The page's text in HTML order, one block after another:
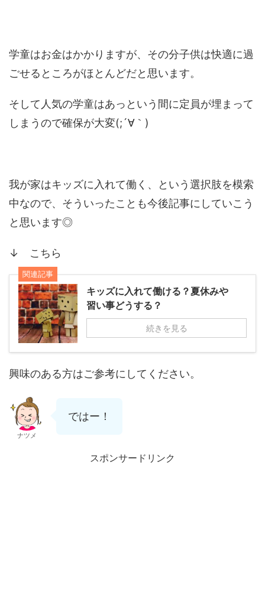
学童はお金はかかりますが、その分子供は快適に過
ごせるところがほとんどだと思います。
そして人気の学童はあっという間に定員が埋まって
しまうので確保が大変(;´∀｀)
我が家はキッズに入れて働く、という選択肢を模索
中なので、そういったことも今後記事にしていこう
と思います◎
↓ こちら
関連記事
キッズに入れて働ける？夏休みや
習い事どうする？
続きを見る
興味のある方はご参考にしてください。
ナツメ
ではー！
スポンサードリンク